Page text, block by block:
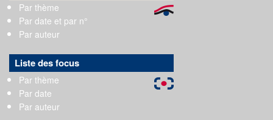
Par thème
Par date et par n°
Par auteur
Liste des focus
Par thème
Par date
Par auteur